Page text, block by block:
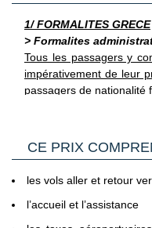
1/ FORMALITES GRECE
> Formalites
Tous les passagers y
impérativement de leur
passagers de nationalité
Pour entrer en
pas besoin de visa
présentation d'une
et le 31 décembre
Vous trouverez des
l’ensemble des
sanitaires sur le site
CE PRIX
les vols aller et retour
l’accueil et l’assistance